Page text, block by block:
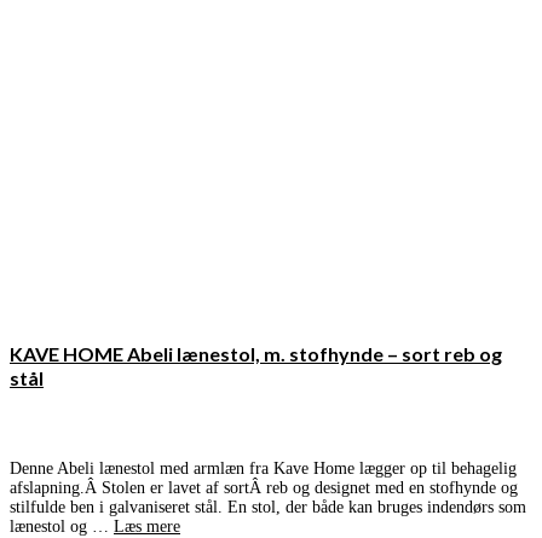
KAVE HOME Abeli lænestol, m. stofhynde – sort reb og
stål
Denne Abeli lænestol med armlæn fra Kave Home lægger op til behagelig
afslapning.Â Stolen er lavet af sortÂ reb og designet med en stofhynde og
stilfulde ben i galvaniseret stål. En stol, der både kan bruges indendørs som
lænestol og … Læs mere